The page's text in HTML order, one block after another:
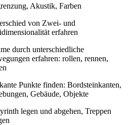
Akustik, Farben
von Zwei- und
erfahren
durch unterschiedliche
erfahren: rollen, rennen,
Punkte finden: Bordsteinkanten,
Gebäude, Objekte
legen und abgehen, Treppen